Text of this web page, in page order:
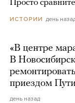
Просто
ИСТОРИИ день
«В центре
В
приездом
день назад